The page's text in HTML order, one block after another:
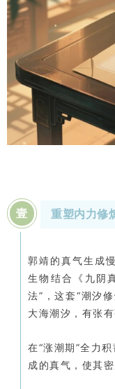
壹 重塑内力修
郭靖的真气生成
生物结合《九阴
法”，这套“潮汐
大海潮汐，有张有
在“涨潮期”全力
成的真气，使其